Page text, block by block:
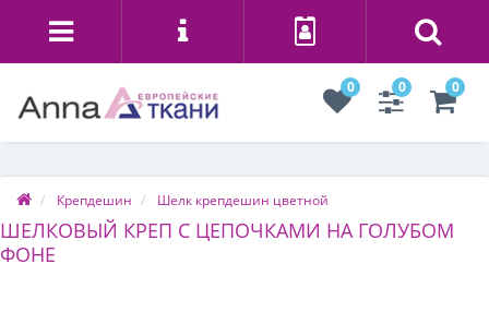
0 0 0
Крепдешин Шелк крепдешин цветной
ШЕЛКОВЫЙ КРЕП С ЦЕПОЧКАМИ НА ГОЛУБОМ
ФОНЕ